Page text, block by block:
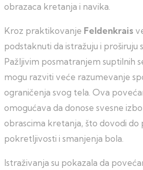
obrazaca kretanja i navika.
Kroz praktikovanje Feldenkrais
podstaknuti da istražuju i proširuju
Pažljivim posmatranjem suptilnih
mogu razviti veće razumevanje
ograničenja svog tela. Ova
omogućava da donose svesne
obrascima kretanja, što dovodi do
pokretljivosti i smanjenja bola.
Istraživanja su pokazala da